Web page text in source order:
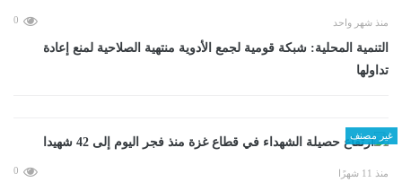
منذ شهر واحد 0
التنمية المحلية: شبكة قومية لجمع الأدوية منتهية الصلاحية لمنع إعادة
تداولها
غير مصنف
منذ 11 شهرًا 0